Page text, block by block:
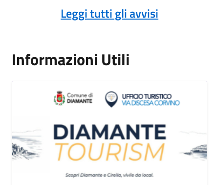
Leggi tutti gli avvisi
Informazioni Utili